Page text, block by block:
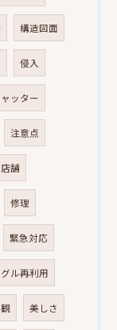
構造図面
侵入
ッター
注意点
店舗
修理
緊急対応
ル再利用
美しさ